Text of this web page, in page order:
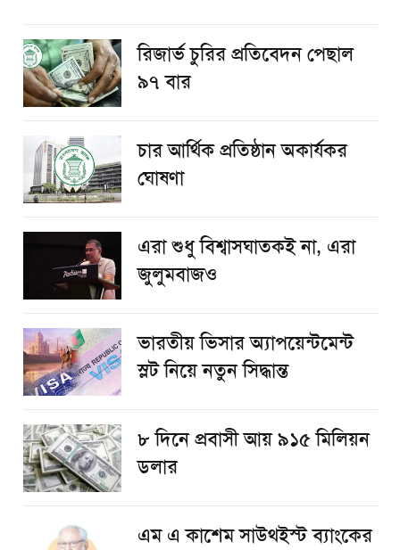
রিজার্ভ চুরির প্রতিবেদন পেছাল
৯৭ বার
চার আর্থিক প্রতিষ্ঠান অকার্যকর
ঘোষণা
এরা শুধু বিশ্বাসঘাতকই না, এরা
জুলুমবাজও
ভারতীয় ভিসার অ্যাপয়েন্টমেন্ট
স্লট নিয়ে নতুন সিদ্ধান্ত
৮ দিনে প্রবাসী আয় ৯১৫ মিলিয়ন
ডলার
এম এ কাশেম সাউথইস্ট ব্যাংকের